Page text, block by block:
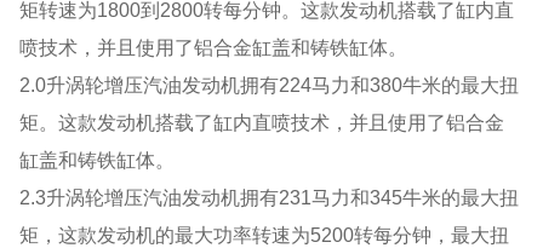
矩转速为1800到2800转每分钟。这款发动机搭载了缸内直
喷技术，并且使用了铝合金缸盖和铸铁缸体。
2.0升涡轮增压汽油发动机拥有224马力和380牛米的最大扭
矩。这款发动机搭载了缸内直喷技术，并且使用了铝合金
缸盖和铸铁缸体。
2.3升涡轮增压汽油发动机拥有231马力和345牛米的最大扭
矩，这款发动机的最大功率转速为5200转每分钟，最大扭